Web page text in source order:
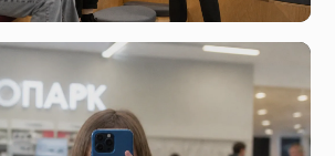
социальных сетей и роль